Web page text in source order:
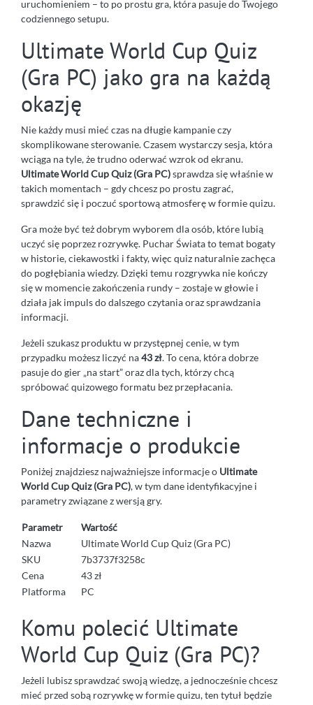
uruchomieniem – to po prostu gra, która pasuje do Twojego
codziennego setupu.
Ultimate World Cup Quiz
(Gra PC) jako gra na każdą
okazję
Nie każdy musi mieć czas na długie kampanie czy
skomplikowane sterowanie. Czasem wystarczy sesja, która
wciąga na tyle, że trudno oderwać wzrok od ekranu.
Ultimate World Cup Quiz (Gra PC)sprawdza się właśnie w
takich momentach – gdy chcesz po prostu zagrać,
sprawdzić się i poczuć sportową atmosferę w formie quizu.
Gra może być też dobrym wyborem dla osób, które lubią
uczyć się poprzez rozrywkę. Puchar Świata to temat bogaty
w historie, ciekawostki i fakty, więc quiz naturalnie zachęca
do pogłębiania wiedzy. Dzięki temu rozgrywka nie kończy
się w momencie zakończenia rundy – zostaje w głowie i
działa jak impuls do dalszego czytania oraz sprawdzania
informacji.
Jeżeli szukasz produktu w przystępnej cenie, w tym
przypadku możesz liczyć na43 zł. To cena, która dobrze
pasuje do gier „na start” oraz dla tych, którzy chcą
spróbować quizowego formatu bez przepłacania.
Dane techniczne i
informacje o produkcie
Poniżej znajdziesz najważniejsze informacje o Ultimate
World Cup Quiz (Gra PC), w tym dane identyfikacyjne i
parametry związane z wersją gry.
Parametr
Wartość
Nazwa
Ultimate World Cup Quiz (Gra PC)
SKU
7b3737f3258c
Cena
43 zł
Platforma
PC
Komu polecić Ultimate
World Cup Quiz (Gra PC)?
Jeżeli lubisz sprawdzać swoją wiedzę, a jednocześnie chcesz
mieć przed sobą rozrywkę w formie quizu, ten tytuł będzie